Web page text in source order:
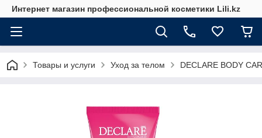
Интернет магазин профессиональной косметики Lili.kz
Товары и услуги Уход за телом DECLARE BODY